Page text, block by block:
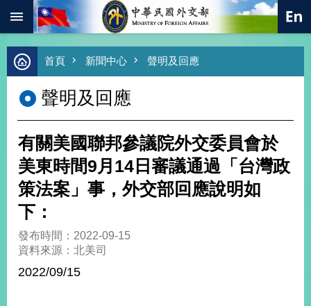
跳到主要內容區塊
進
階
尋
熱
總
合
外
交
價
值
首頁 新聞中心 聲明及回應
聲明及回應
有關美國聯邦參議院外交委員會於
美東時間9月14日審議通過「台灣政
策法案」事，外交部回應說明如
下：
發布時間：2022-09-15
資料來源：北美司
2022/09/15